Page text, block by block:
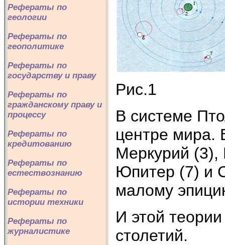
Рефераты по
геологии
Рефераты по
геополитике
Рефераты по
государству и праву
Рефераты по
гражданскому праву и
процессу
Рефераты по
кредитованию
Рефераты по
естествознанию
Рефераты по
истории техники
Рефераты по
журналистике
Рис.1
В системе
центре мира.
Меркурий
Юпитер (7) и
малому
И этой
столетий.